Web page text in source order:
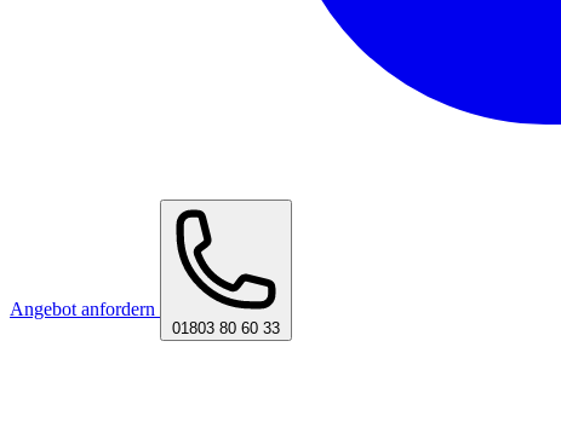
Angebot anfordern
01803 80 60 33